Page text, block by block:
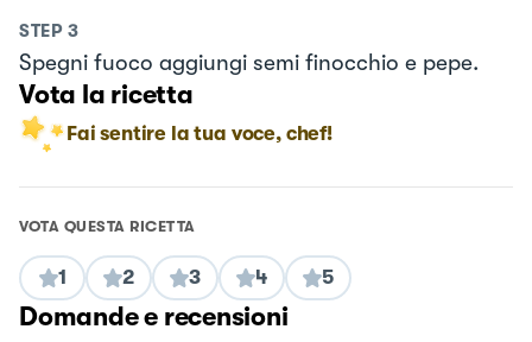
STEP 3
Spegni fuoco aggiungi semi finocchio e pepe.
Vota la ricetta
Fai sentire la tua voce, chef!
VOTA QUESTA RICETTA
1 2 3 4 5
Domande e recensioni